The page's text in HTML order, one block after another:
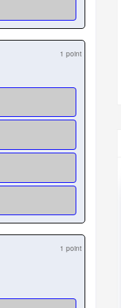
1 point
1 point